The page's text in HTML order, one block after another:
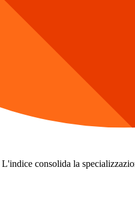
L'indice consolida la